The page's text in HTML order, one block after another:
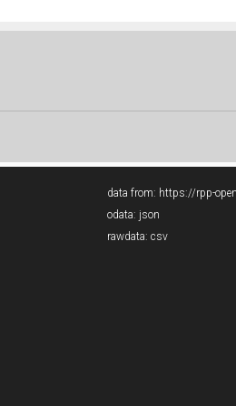
data from: https://rpp-
odata: json
rawdata: csv